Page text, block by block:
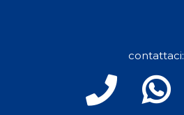
contattaci: